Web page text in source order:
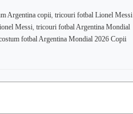
Argentina copii, tricouri fotbal Lionel Messi
Messi, tricouri fotbal Argentina Mondial
fotbal Argentina Mondial 2026 Copii